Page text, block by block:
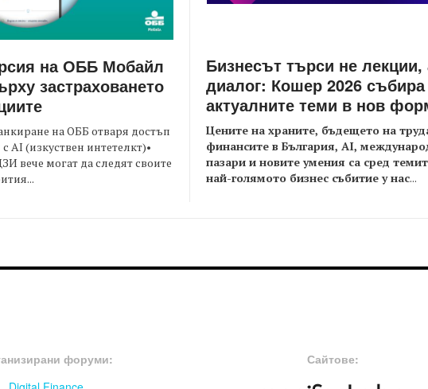
на ОББ Мобайл
застраховането
на ОББ отваря достъп
AI (изкуствен интетелкт)•
вече могат да следят своите
Бизнесът търси не лекции,
диалог: Кошер 2026 събира
актуалните теми в нов
Цените на храните, бъдещето на
финансите в България, AI,
пазари и новите умения са сред
най-голямото бизнес събитие у нас...
форуми:
Сайтове: